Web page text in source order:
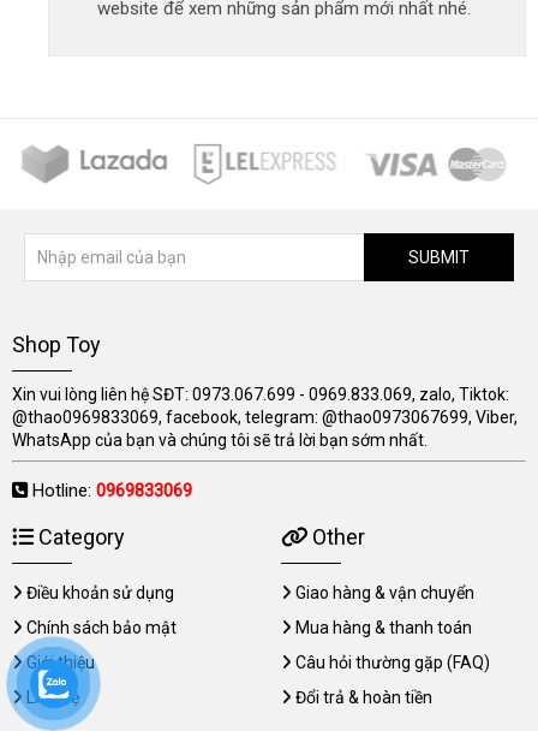
website để xem những sản phẩm mới nhất nhé.
SUBMIT
Shop Toy
Xin vui lòng liên hệ SĐT: 0973.067.699 - 0969.833.069, zalo, Tiktok:
@thao0969833069, facebook, telegram: @thao0973067699, Viber,
WhatsApp của bạn và chúng tôi sẽ trả lời bạn sớm nhất.
Hotline: 0969833069
Category
Điều khoản sử dụng
Chính sách bảo mật
Giới thiệu
Liên hệ
Other
Giao hàng & vận chuyển
Mua hàng & thanh toán
Câu hỏi thường gặp (FAQ)
Đổi trả & hoàn tiền